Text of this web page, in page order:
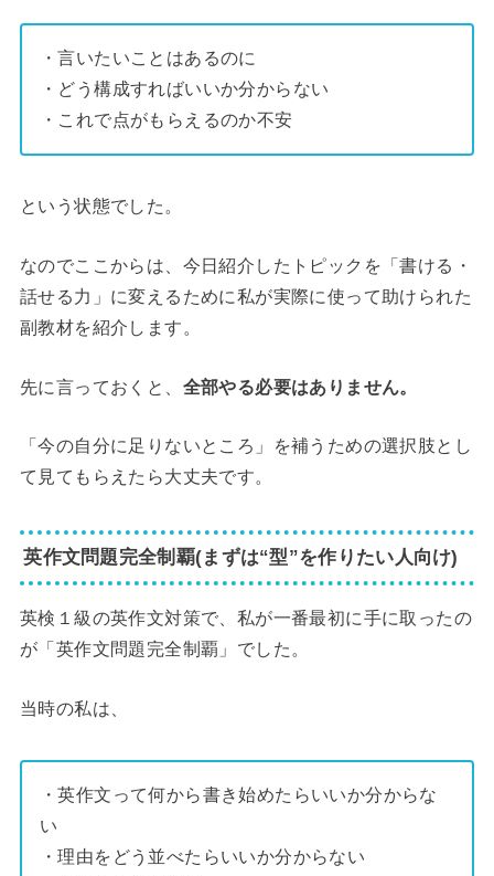
・言いたいことはあるのに
・どう構成すればいいか分からない
・これで点がもらえるのか不安
という状態でした。
なのでここからは、今日紹介したトピックを「書ける・
話せる力」に変えるために私が実際に使って助けられた
副教材を紹介します。
先に言っておくと、 全部やる必要はありません。
「今の自分に足りないところ」を補うための選択肢とし
て見てもらえたら大丈夫です。
英作文問題完全制覇(まずは“型”を作りたい人向け)
英検１級の英作文対策で、私が一番最初に手に取ったの
が「英作文問題完全制覇」でした。
当時の私は、
・英作文って何から書き始めたらいいか分からな
い
・理由をどう並べたらいいか分からない